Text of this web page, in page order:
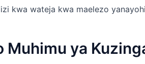
kwa wateja kwa maelezo
Muhimu ya